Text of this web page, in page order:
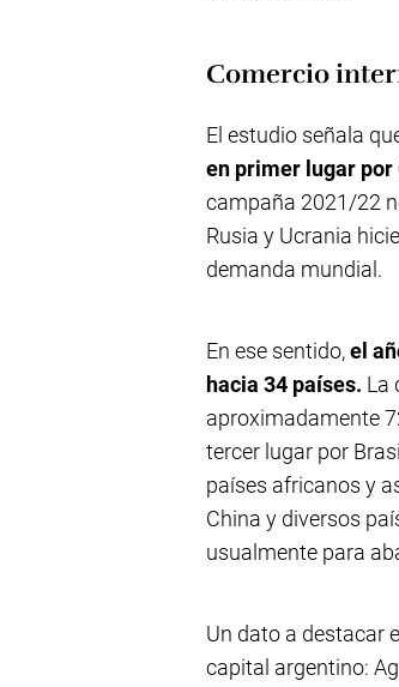
Comercio
El estudio señala
en primer lugar por
campaña 2021/22
Rusia y Ucrania
demanda mundial.
En ese sentido,el
hacia 34 países. La
aproximadamente
tercer lugar por
países africanos y
China y diversos
usualmente para
Un dato a destacar
capital argentino: